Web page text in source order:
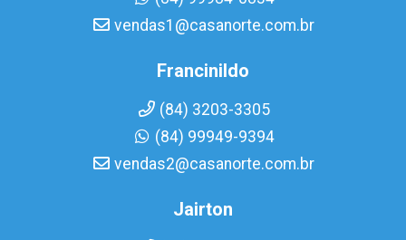
vendas1@casanorte.com.br
Francinildo
(84) 3203-3305
(84) 99949-9394
vendas2@casanorte.com.br
Jairton